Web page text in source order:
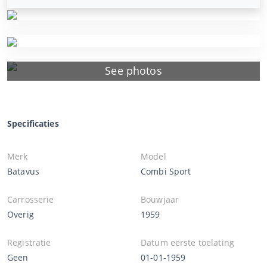
See photos
Specificaties
Merk
Batavus
Model
Combi Sport
Carrosserie
Overig
Bouwjaar
1959
Registratie
Geen
Datum eerste toelating
01-01-1959